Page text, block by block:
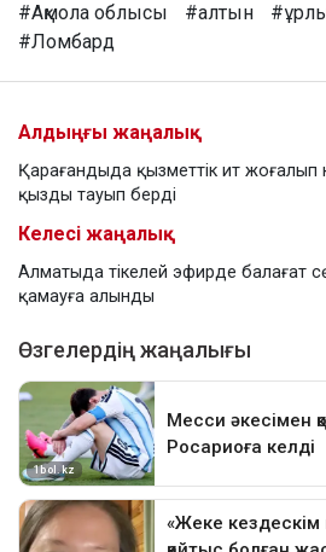
#Ақмола облысы #алтын
#Ломбард
Алдыңғы жаңалық
Қарағандыда қызметтік ит жоғалып
қызды тауып берді
Келесі жаңалық
Алматыда тікелей эфирде балағат
қамауға алынды